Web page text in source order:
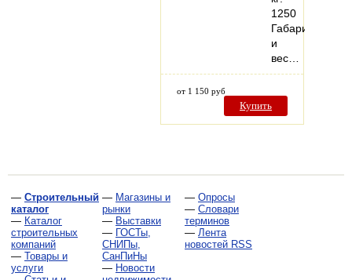
1250
Габариты
и
вес…
от 1 150 руб
Купить
— Строительный
каталог
— Каталог
строительных
компаний
— Товары и
услуги
— Магазины и
рынки
— Выставки
— ГОСТы,
СНИПы,
СанПиНы
— Новости
— Опросы
— Словари
терминов
— Лента
новостей RSS